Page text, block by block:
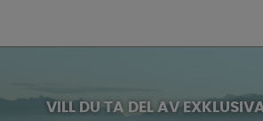
VILL DU TA DEL AV